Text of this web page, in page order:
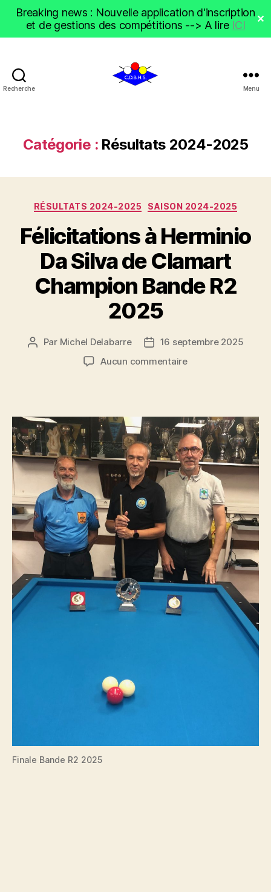
Breaking news : Nouvelle application d'inscription
et de gestions des compétitions --> A lire ICI ✕
Recherche Menu
Catégorie : Résultats 2024-2025
Catégories
RÉSULTATS 2024-2025 SAISON 2024-2025
Félicitations à Herminio
Da Silva de Clamart
Champion Bande R2
2025
Auteur
Par Michel Delabarre
Date16 septembre 2025
Aucun commentairesur
Da
Silva
de
Clamart
Champion
Bande
R2
2025
Finale Bande R2 2025